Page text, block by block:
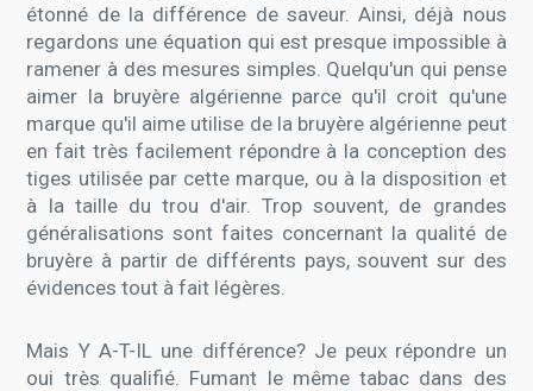
étonné de la différence de saveur. Ainsi, déjà nous
regardons une équation qui est presque impossible à
ramener à des mesures simples. Quelqu'un qui pense
aimer la bruyère algérienne parce qu'il croit qu'une
marque qu'il aime utilise de la bruyère algérienne peut
en fait très facilement répondre à la conception des
tiges utilisée par cette marque, ou à la disposition et
à la taille du trou d'air. Trop souvent, de grandes
généralisations sont faites concernant la qualité de
bruyère à partir de différents pays, souvent sur des
évidences tout à fait légères.
Mais Y A-T-IL une différence? Je peux répondre un
oui très qualifié. Fumant le même tabac dans des